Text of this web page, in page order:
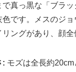
で真っ黒な「ブラ
色です。メスのジ
リングがあり、顔
: モズは全長約